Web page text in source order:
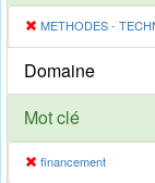
METHODES -
Domaine
Mot clé
financement